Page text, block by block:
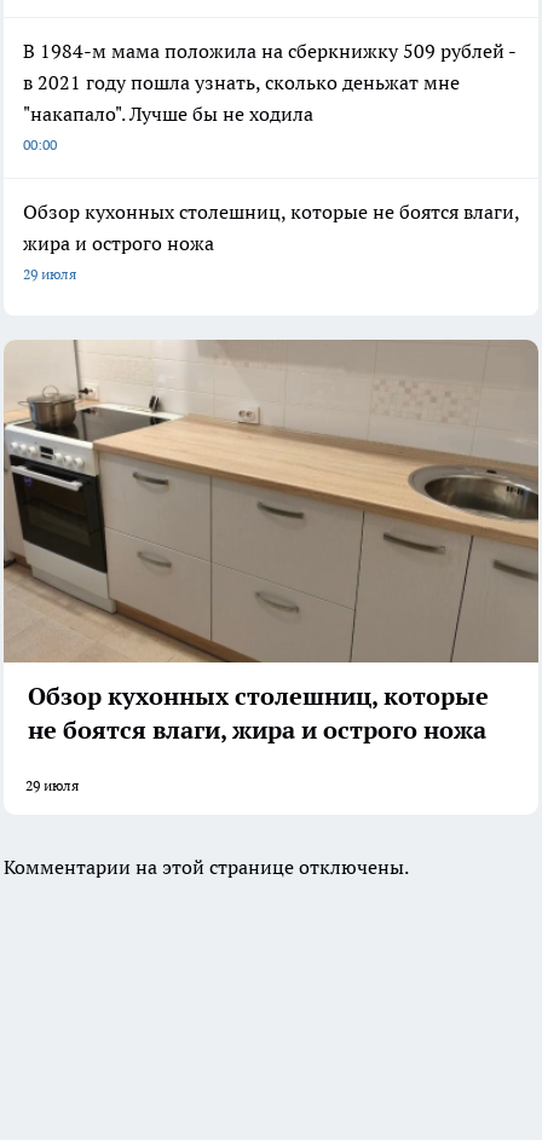
В 1984-м мама положила на сберкнижку 509 рублей -
в 2021 году пошла узнать, сколько деньжат мне
"накапало". Лучше бы не ходила
00:00
Обзор кухонных столешниц, которые не боятся влаги,
жира и острого ножа
29 июля
Обзор кухонных столешниц, которые
не боятся влаги, жира и острого ножа
29 июля
Комментарии на этой странице отключены.